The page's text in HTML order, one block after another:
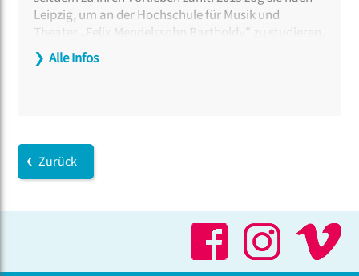
Leipzig, um an der Hochschule für Musik und
Theater
Felix Mendelssohn Bartholdy" zu studieren.
Anschließend spezialisierte sie sich im
Masterstudium im Bereich Alte Musik an der Schola
europäischen Bühnen auf und wirkt bei CD-
Aufnahmen mit. Außerdem gehört sie zu den
Lachrymae.
❯ Alle Infos
Zurück